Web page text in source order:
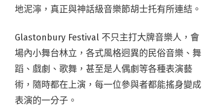
地泥濘，真正與神話級音樂節胡士托有所連結。
Glastonbury Festival 不只主打大牌音樂人，會
場內小舞台林立，各式風格迥異的民俗音樂、舞
蹈、戲劇、歌舞，甚至是人偶劇等各種表演藝
術，隨時都在上演，每一位參與者都能搖身變成
表演的一分子。